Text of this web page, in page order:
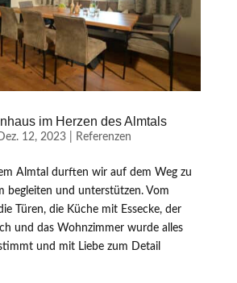
im Herzen des Almtals
Dez. 12, 2023| Referenzen
Almtal durften wir auf dem Weg zu
begleiten und unterstützen. Vom
Türen, die Küche mit Essecke, der
und das Wohnzimmer wurde alles
und mit Liebe zum Detail